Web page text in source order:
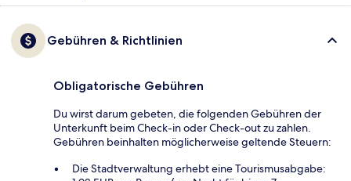
Gebühren & Richtlinien
Obligatorische Gebühren
Du wirst darum gebeten, die folgenden Gebühren der
Unterkunft beim Check-in oder Check-out zu zahlen.
Gebühren beinhalten möglicherweise geltende Steuern:
Die Stadtverwaltung erhebt eine Tourismusabgabe: